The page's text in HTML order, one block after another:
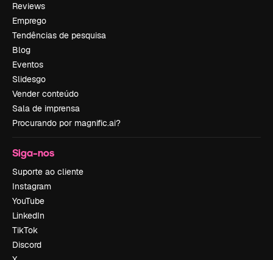
Reviews
Emprego
Tendências de pesquisa
Blog
Eventos
Slidesgo
Vender conteúdo
Sala de imprensa
Procurando por magnific.ai?
Siga-nos
Suporte ao cliente
Instagram
YouTube
LinkedIn
TikTok
Discord